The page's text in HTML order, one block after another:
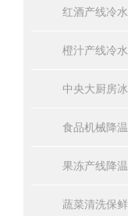
红酒产线冷
橙汁产线冷
中央大厨房
食品机械降
果冻产线降
蔬菜清洗保